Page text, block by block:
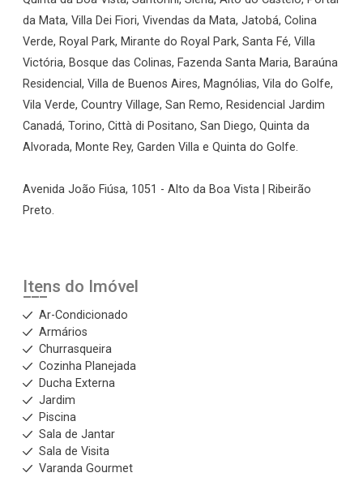
da Mata, Villa Dei Fiori, Vivendas da Mata, Jatobá, Colina
Verde, Royal Park, Mirante do Royal Park, Santa Fé, Villa
Victória, Bosque das Colinas, Fazenda Santa Maria, Baraúna
Residencial, Villa de Buenos Aires, Magnólias, Vila do Golfe,
Vila Verde, Country Village, San Remo, Residencial Jardim
Canadá, Torino, Città di Positano, San Diego, Quinta da
Alvorada, Monte Rey, Garden Villa e Quinta do Golfe.
Avenida João Fiúsa, 1051 - Alto da Boa Vista | Ribeirão
Preto.
Itens do Imóvel
Ar-Condicionado
Armários
Churrasqueira
Cozinha Planejada
Ducha Externa
Jardim
Piscina
Sala de Jantar
Sala de Visita
Varanda Gourmet